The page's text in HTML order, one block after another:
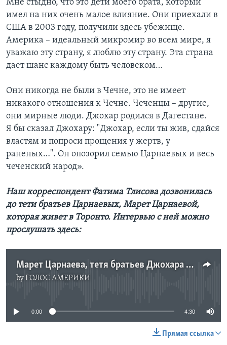
Мне стыдно, что это дети моего брата, который
имел на них очень малое влияние. Они приехали в
США в 2003 году, получили здесь убежище.
Америка – идеальный микромир во всем мире, я
уважаю эту страну, я люблю эту страну. Эта страна
дает шанс каждому быть человеком…
Они никогда не были в Чечне, это не имеет
никакого отношения к Чечне. Чеченцы – другие,
они мирные люди. Джохар родился в Дагестане.
Я бы сказал Джохару: "Джохар, если ты жив, сдайся
властям и попроси прощения у жертв, у
раненых…". Он опозорил семью Царнаевых и весь
чеченский народ».
Наш корреспондент Фатима Тлисова дозвонилась
до тети братьев Царнаевых, Марет Царнаевой,
которая живет в Торонто. Интервью с ней можно
прослушать здесь:
Марет Царнаева, тетя братьев Джохара и Тамерлана Царнаевых
byГОЛОС АМЕРИКИ
No media source currently available
0:00 4:30
Прямая ссылка